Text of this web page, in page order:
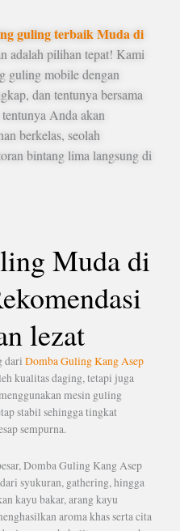
guling terbaik Muda di
adalah pilihan tepat! Kami
guling mobile dengan
dan tentunya bersama
Anda akan
berkelas, seolah
bintang lima langsung di
Muda di
lezat
dari Domba Guling Kang Asep
kualitas daging, tetapi juga
mesin guling
stabil sehingga tingkat
sempurna.
Domba Guling Kang Asep
syukuran, gathering, hingga
kayu bakar, arang kayu
aroma khas serta cita